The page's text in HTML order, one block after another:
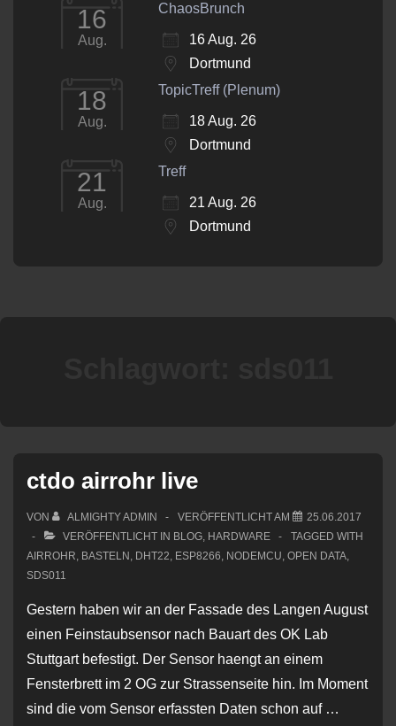
ctdo airrohr live
VON ALMIGHTY ADMIN VERÖFFENTLICHT AM
25.06.2017
VERÖFFENTLICHT IN BLOG, HARDWARE
TAGGED WITH
AIRROHR, BASTELN , DHT22, ESP8266, NODEMCU, OPEN DATA,
SDS011
Gestern haben wir an der Fassade des Langen August
einen Feinstaubsensor nach Bauart des OK Lab
Stuttgart befestigt. Der Sensor haengt an einem
Fensterbrett im 2 OG zur Strassenseite hin. Im Moment
sind die vom Sensor erfassten Daten schon auf …
16
Aug.
ChaosBrunch
16 Aug. 26
Dortmund
18
Aug.
TopicTreff (Plenum)
18 Aug. 26
Dortmund
21
Aug.
Treff
21 Aug. 26
Dortmund